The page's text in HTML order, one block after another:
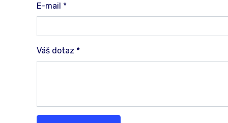
E-mail *
Váš dotaz *